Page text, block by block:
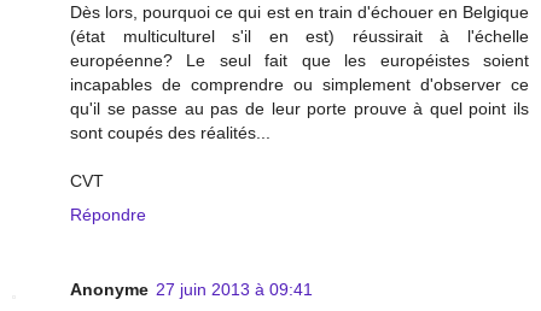
Dès lors, pourquoi ce qui est en train d'échouer en Belgique
(état multiculturel s'il en est) réussirait à l'échelle
européenne? Le seul fait que les européistes soient
incapables de comprendre ou simplement d'observer ce
qu'il se passe au pas de leur porte prouve à quel point ils
sont coupés des réalités...
CVT
Répondre
Anonyme 27 juin 2013 à 09:41